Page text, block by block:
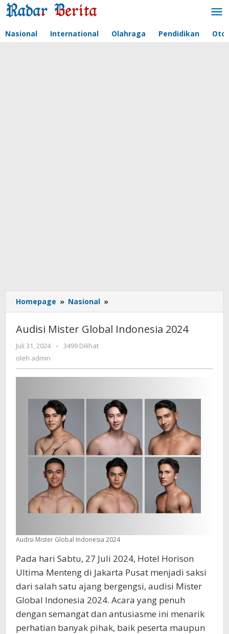
Lewati
ke
Nasional International Olahraga Pendidikan
Homepage » Nasional »
Mister
Global
Indonesia
Audisi Mister Global Indonesia 2024
Juli 31, 2024
oleh
-
3499 Dilihat
oleh admin
Audisi Mister Global Indonesia 2024
Pada hari Sabtu, 27 Juli 2024, Hotel Horison
Ultima Menteng di Jakarta Pusat menjadi saksi
dari salah satu ajang bergengsi, audisi Mister
Global Indonesia 2024. Acara yang penuh
dengan semangat dan antusiasme ini menarik
perhatian banyak pihak, baik peserta maupun